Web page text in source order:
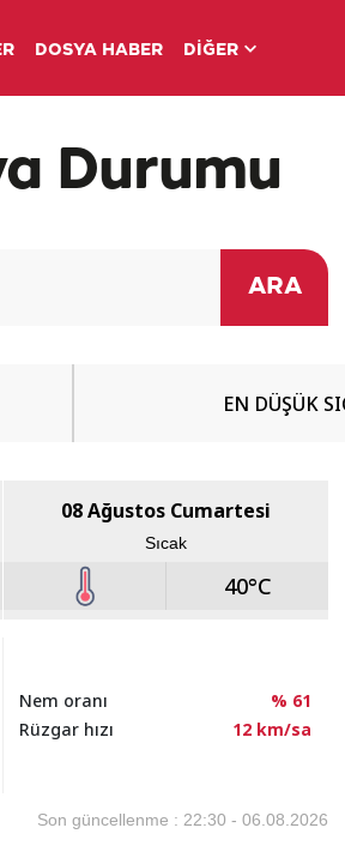
DOSYA HABER DİĞER
Durumu
ARA
EN DÜŞÜK
08 Ağustos Cumartesi
Sıcak
40°C
Nem oranı
% 61
Rüzgar hızı
12 km/sa
Son güncellenme : 22:30 - 06.08.2026